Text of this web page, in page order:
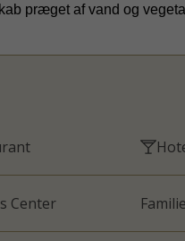
præget af vand og
Center